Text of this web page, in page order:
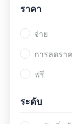
ราคา
จ่าย
การลดรา
ฟรี
ระดับ